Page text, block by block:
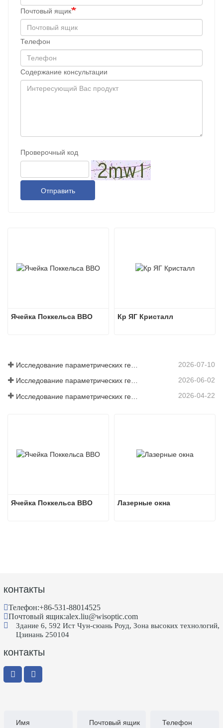
Почтовый ящик
Телефон
Содержание консультации
Проверочный код
Отправить
Ячейка Поккельса BBO Кр ЯГ Кристалл
2026-07-10
Исследование параметрических генераторов среднего инфракрасного диапазона - Часть 05 2026-06-02
2026-04-22
Ячейка Поккельса BBO Лазерные окна
контакты
Телефон:+86-531-88014525
Почтовый ящик:alex.liu@wisoptic.com
Здание 6, 592 Ист Чун-сюань Роуд, Зона высоких технологий,
Цзинань 250104
контакты